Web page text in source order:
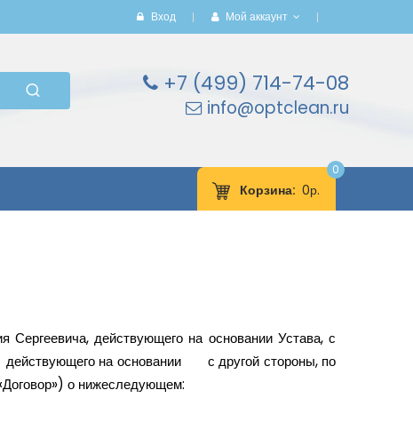
Вход Мой аккаунт
+7 (499) 714-74-08
info@optclean.ru
Корзина
0
0р.
Сергеевича, действующего на основании Устава, с
на основании с другой стороны, по
о нижеследующем: